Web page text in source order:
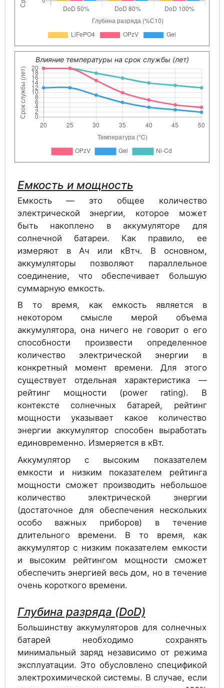
Аккумулятор
GAZ SOL 935 G
Аккумулятор
Alcad PV 910
Аккумулятор
Alcad PV 960
Аккумулятор
Alcad PV 1015
GAZ SOL 1110 G
Аккумулятор
Alcad PV 1065
Аккумулятор
Alcad PV 1115
Аккумулятор
Alcad PV 1170
Аккумулятор
GAZ SOL 1245 G
Аккумулятор
Alcad PV 1215
Аккумулятор
Alcad PV 1270
Аккумулятор
Alcad PV 1320
Влияние температуры на срок службы (лет)
Емкость и мощность
Емкость — это общее количество
электрической энергии, которое может
быть накоплено в аккумуляторе для
солнечной батареи. Как правило, ее
измеряют в Ач или кВтч. В основном,
аккумуляторы позволяют параллельное
соединение, что обеспечивает большую
суммарную емкость.
В то время, как емкость является в
некотором смысле мерой объема
аккумулятора, она ничего не говорит о его
способности произвести определенное
количество электрической энергии в
конкретный момент времени. Для этого
существует отдельная характеристика —
рейтинг мощности (power rating). В
контексте солнечных батарей, рейтинг
мощности указывает какое количество
энергии аккумулятор способен выработать
единовременно. Измеряется в кВт.
Аккумулятор с высоким показателем
емкости и низким показателем рейтинга
мощности сможет производить небольшое
количество электрической энергии
(достаточное для обеспечения нескольких
особо важных приборов) в течение
длительного времени. В то время, как
аккумулятор с низким показателем емкости
и высоким рейтингом мощности сможет
обеспечить энергией весь дом, но в течение
очень короткого времени.
Глубина разряда (DoD)
Большинству аккумуляторов для солнечных
батарей необходимо сохранять
минимальный заряд независимо от режима
эксплуатации. Это обусловлено спецификой
электрохимической системы. В случае, если